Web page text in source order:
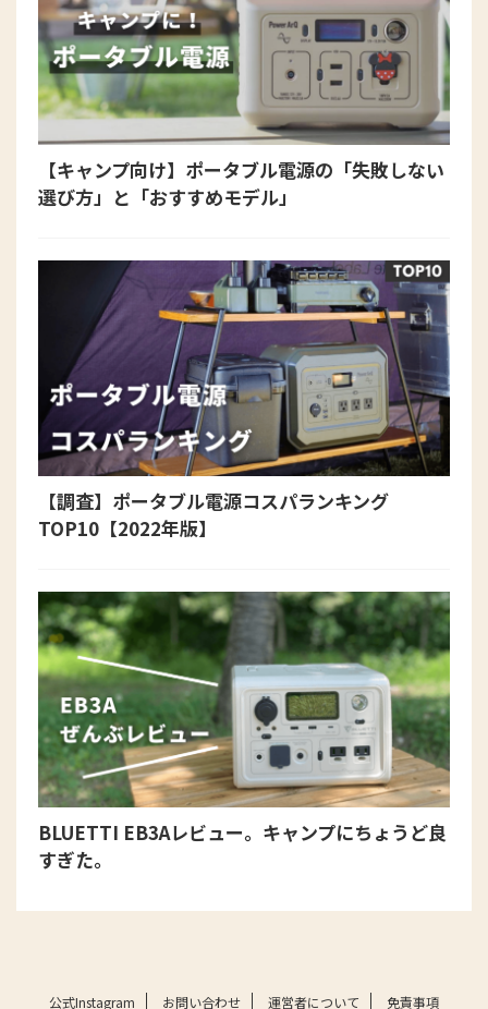
【キャンプ向け】ポータブル電源の「失敗しない
選び方」と「おすすめモデル」
【調査】ポータブル電源コスパランキング
TOP10【2022年版】
BLUETTI EB3Aレビュー。キャンプにちょうど良
すぎた。
公式Instagram お問い合わせ 運営者について 免責事項